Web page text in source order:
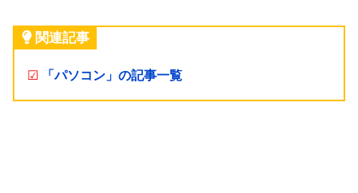
関連記事
☑ 「パソコン」の記事一覧